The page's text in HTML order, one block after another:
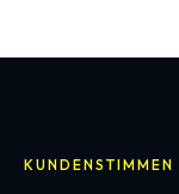
KUNDENSTIMMEN